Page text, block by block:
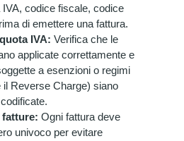
codice fiscale, codice
di emettere una fattura.
IVA: Verifica che le
applicate correttamente e
a esenzioni o regimi
Reverse Charge) siano
fatture: Ogni fattura deve
univoco per evitare